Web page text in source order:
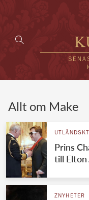
Allt om Make
UTLÄNDSKT
Prins
till Elton
ZNYHETER